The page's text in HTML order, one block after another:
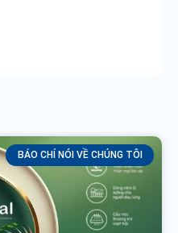
BÁO CHÍ NÓI VỀ CHÚNG TÔI